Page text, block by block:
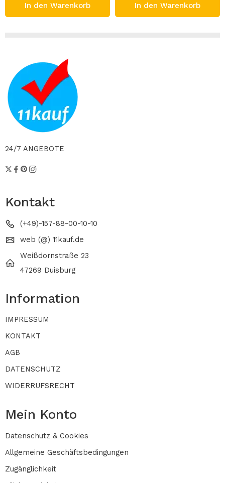
In den Warenkorb In den Warenkorb
24/7 ANGEBOTE
Kontakt
(+49)-157-88-00-10-10
web (@) 11kauf.de
Weißdornstraße 23
47269 Duisburg
Information
IMPRESSUM
KONTAKT
AGB
DATENSCHUTZ
WIDERRUFSRECHT
Mein Konto
Datenschutz & Cookies
Allgemeine Geschäftsbedingungen
Zugänglichkeit